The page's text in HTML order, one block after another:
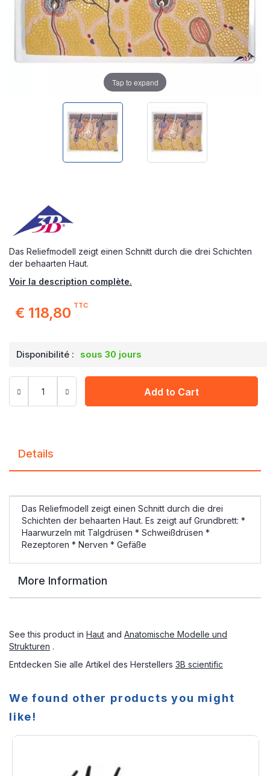
Das Reliefmodell zeigt einen Schnitt durch die drei Schichten
der behaarten Haut.
Voir la description complète.
€ 118,80 TTC
Disponibilité : sous 30 jours
Add to Cart
Tap to expand
Details
Das Reliefmodell zeigt einen Schnitt durch die drei
Schichten der behaarten Haut. Es zeigt auf Grundbrett: *
Haarwurzeln mit Talgdrüsen * Schweißdrüsen *
Rezeptoren * Nerven * Gefäße
More Information
See this product in Haut and Anatomische Modelle und
Strukturen .
Entdecken Sie alle Artikel des Herstellers 3B scientific
We found other products you might
like!